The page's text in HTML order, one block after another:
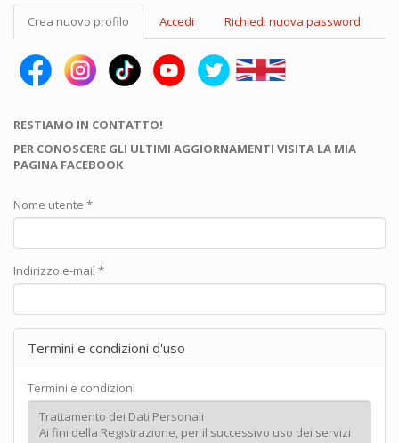
Schede
primarie
Crea nuovo profilo (scheda
attiva)
Accedi Richiedi nuova password
RESTIAMO IN CONTATTO!
PER CONOSCERE GLI ULTIMI AGGIORNAMENTI VISITA LA MIA
PAGINA FACEBOOK
Nome utente *
Indirizzo e-mail *
Termini e condizioni d'uso
Termini e condizioni